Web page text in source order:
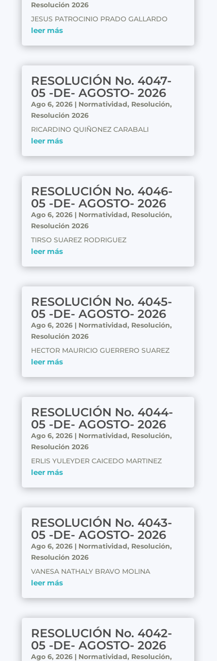
Resolución 2026
JESUS PATROCINIO PRADO GALLARDO
leer más
RESOLUCIÓN No. 4047-
05 -DE- AGOSTO- 2026
Ago 6, 2026| Normatividad, Resolución,
Resolución 2026
RICARDINO QUIÑONEZ CARABALI
leer más
RESOLUCIÓN No. 4046-
05 -DE- AGOSTO- 2026
Ago 6, 2026| Normatividad, Resolución,
Resolución 2026
TIRSO SUAREZ RODRIGUEZ
leer más
RESOLUCIÓN No. 4045-
05 -DE- AGOSTO- 2026
Ago 6, 2026| Normatividad, Resolución,
Resolución 2026
HECTOR MAURICIO GUERRERO SUAREZ
leer más
RESOLUCIÓN No. 4044-
05 -DE- AGOSTO- 2026
Ago 6, 2026| Normatividad, Resolución,
Resolución 2026
ERLIS YULEYDER CAICEDO MARTINEZ
leer más
RESOLUCIÓN No. 4043-
05 -DE- AGOSTO- 2026
Ago 6, 2026| Normatividad, Resolución,
Resolución 2026
VANESA NATHALY BRAVO MOLINA
leer más
RESOLUCIÓN No. 4042-
05 -DE- AGOSTO- 2026
Ago 6, 2026| Normatividad, Resolución,